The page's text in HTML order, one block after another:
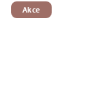
Akce